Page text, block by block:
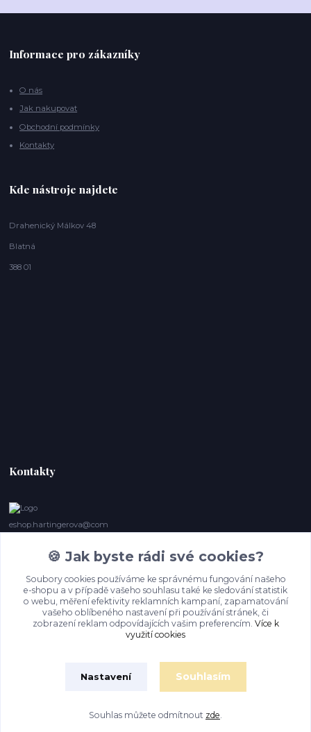
Informace pro zákazníky
O nás
Jak nakupovat
Obchodní podmínky
Kontakty
Kde nástroje najdete
Drahenický Málkov 48
Blatná
388 01
Kontakty
eshop.hartingerova@com
Irena Marie Hartingerová
605132850
(Po-Ne, 9- 20 hod.) Když se nedovoláte, volám zpět
imh@hartingerova.com
Vytvořeno na Eshop-rychle.cz
🍪 Jak byste rádi své cookies?
Soubory cookies používáme ke správnému fungování našeho
e-shopu a v případě vašeho souhlasu také ke sledování statistik
o webu, měření efektivity reklamních kampaní, zapamatování
vašeho oblíbeného nastavení při používání stránek, či
zobrazení reklam odpovídajících vašim preferencím. Více k
využití cookies
Nastavení Souhlasím
Souhlas můžete odmítnout zde